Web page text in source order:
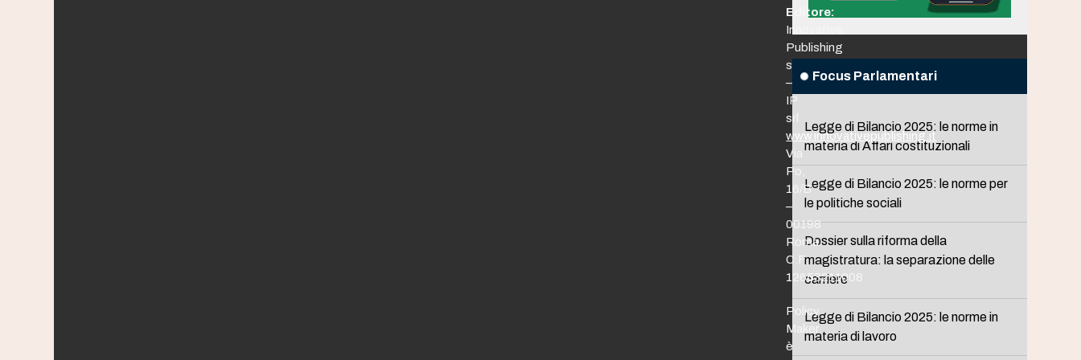
Focus Parlamentari
Legge di Bilancio 2025: le norme in
materia di Affari costituzionali
Legge di Bilancio 2025: le norme per
le politiche sociali
Dossier sulla riforma della
magistratura: la separazione delle
carriere
Legge di Bilancio 2025: le norme in
materia di lavoro
Editore:
Innovative
Publishing
srl
–
IP
srl
www.innovativepublishing.it
Via
Po,
16/B
–
00198
Roma
C.F.
12653211008
Policy
Maker
è